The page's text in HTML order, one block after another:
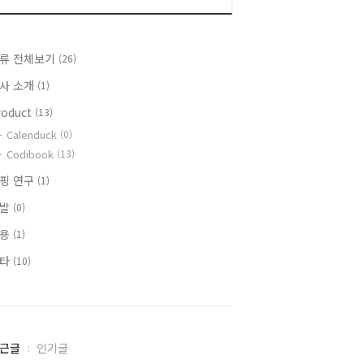
전체보기 (26)
소개 (1)
(13)
Calenduck (0)
Codibook (13)
연구 (1)
(0)
(1)
(10)
글 인기글